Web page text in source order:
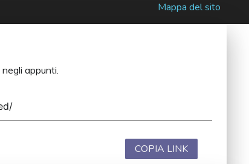
Mappa del sito
appunti.
COPIA LINK